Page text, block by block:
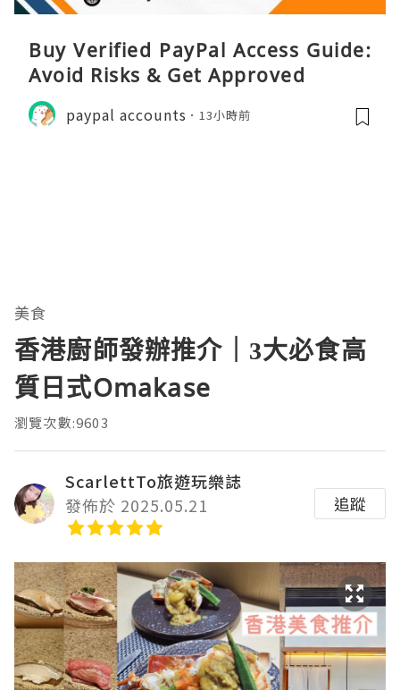
Buy Verified PayPal Access Guide:
Avoid Risks & Get Approved
paypal accounts 13小時前
美食
香港廚師發辦推介｜3大必食高
質日式Omakase
瀏覽次數:9603
ScarlettTo旅遊玩樂誌
發佈於 2025.05.21
追蹤